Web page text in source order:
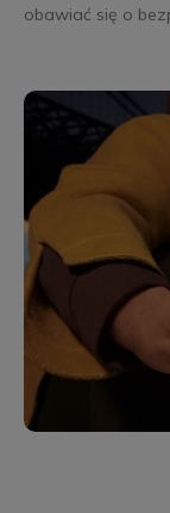
obawiać się o